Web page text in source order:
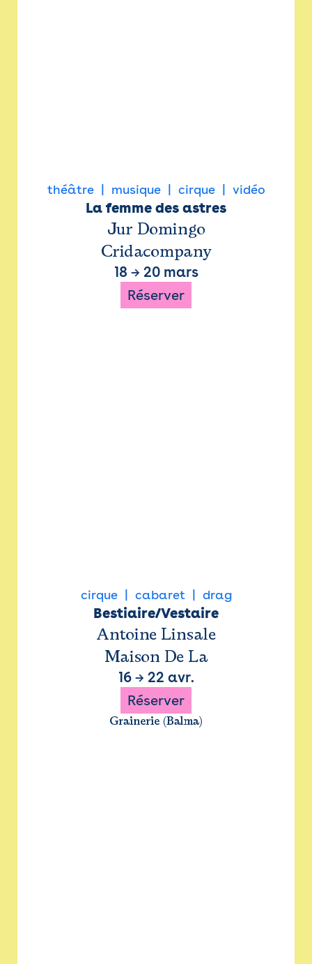
théâtre musique cirque vidéo
La femme des astres
Jur Domingo
Cridacompany
18 → 20 mars
Réserver
cirque cabaret drag
Bestiaire/Vestaire
Antoine Linsale
Maison De La
16→ 22 avr.
Réserver
Grainerie (Balma)